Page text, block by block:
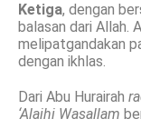
Ketiga, dengan
balasan dari Allah.
melipatgandakan
dengan ikhlas.
Dari Abu Hurairah
‘Alaihi Wasallam